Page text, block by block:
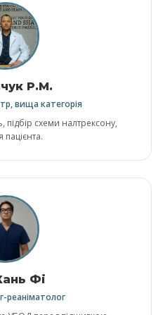
Р.М.
вища категорія
підбір схеми налтрексону,
пацієнта.
Фі
реаніматолог